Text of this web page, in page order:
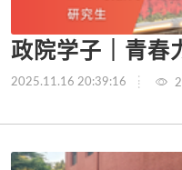
政院学子｜青春
2025.11.16 20:39:16